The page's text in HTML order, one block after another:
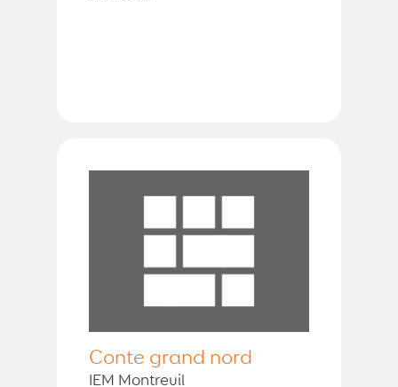
Conte grand nord
IEM Montreuil